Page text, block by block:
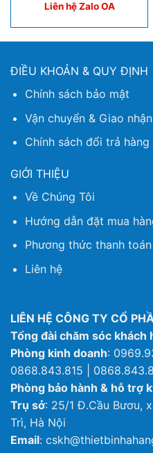
Liên hệ Zalo OA
ĐIỀU KHOẢN & QUY ĐỊNH
Chính sách bảo mật
Vận chuyển & Giao nhận
Chính sách đổi trả hàng
GIỚI THIỆU
Về Chúng Tôi
Hướng dẫn đặt mua
Phương thức thanh toán
Liên hệ
LIÊN HỆ CÔNG TY CỔ
Tổng đài chăm sóc khách
Phòng kinh doanh:
0868.843.815 |
Phòng bảo hành & hỗ trợ
Trụ sở: 25/1 Đ.Cầu Bươu,
Trì, Hà Nội
Email: